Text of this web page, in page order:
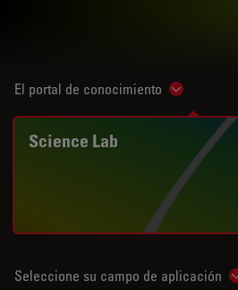
El portal de conocimiento Show
Science Lab
Seleccione su campo de aplicación